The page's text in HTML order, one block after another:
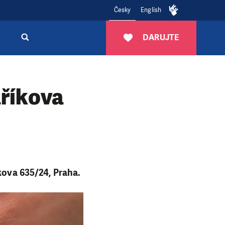
Česky English
DARUJTE
635/24, Praha.